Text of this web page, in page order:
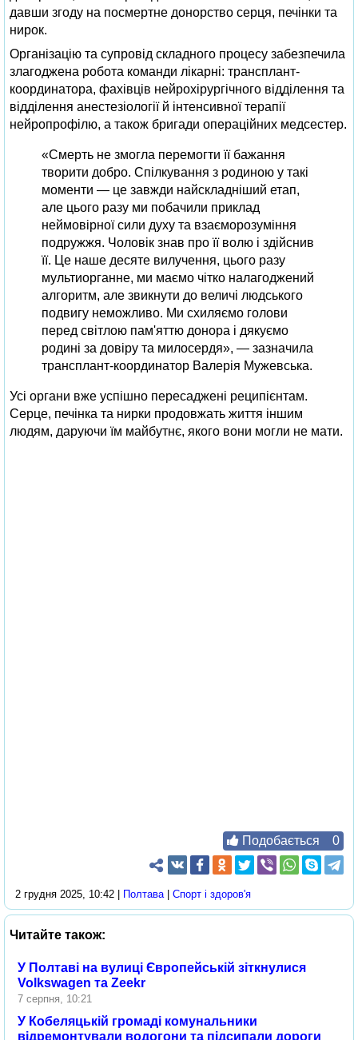
давши згоду на посмертне донорство серця, печінки та
нирок.
Організацію та супровід складного процесу забезпечила
злагоджена робота команди лікарні: трансплант-
координатора, фахівців нейрохірургічного відділення та
відділення анестезіології й інтенсивної терапії
нейропрофілю, а також бригади операційних медсестер.
«Смерть не змогла перемогти її бажання
творити добро. Спілкування з родиною у такі
моменти — це завжди найскладніший етап,
але цього разу ми побачили приклад
неймовірної сили духу та взаєморозуміння
подружжя. Чоловік знав про її волю і здійснив
її. Це наше десяте вилучення, цього разу
мультиорганне, ми маємо чітко налагоджений
алгоритм, але звикнути до величі людського
подвигу неможливо. Ми схиляємо голови
перед світлою пам'яттю донора і дякуємо
родині за довіру та милосердя», — зазначила
трансплант-координатор Валерія Мужевська.
Усі органи вже успішно пересаджені реципієнтам.
Серце, печінка та нирки продовжать життя іншим
людям, даруючи їм майбутнє, якого вони могли не мати.
Подобається 0
2 грудня 2025, 10:42 | Полтава| Спорт і здоров'я
Читайте також:
У Полтаві на вулиці Європейській зіткнулися
Volkswagen та Zeekr
7 серпня, 10:21
У Кобеляцькій громаді комунальники
відремонтували водогони та підсипали дороги